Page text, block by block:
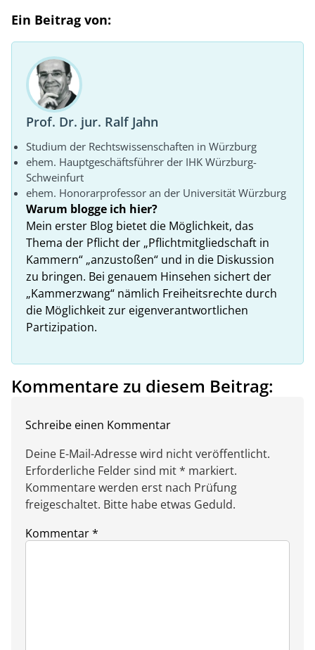
Ein Beitrag von:
Prof. Dr. jur. Ralf Jahn
Studium der Rechtswissenschaften in Würzburg
ehem. Hauptgeschäftsführer der IHK Würzburg-
Schweinfurt
ehem. Honorarprofessor an der Universität Würzburg
Warum blogge ich hier?
Mein erster Blog bietet die Möglichkeit, das
Thema der Pflicht der „Pflichtmitgliedschaft in
Kammern“ „anzustoßen“ und in die Diskussion
zu bringen. Bei genauem Hinsehen sichert der
„Kammerzwang“ nämlich Freiheitsrechte durch
die Möglichkeit zur eigenverantwortlichen
Partizipation.
Kommentare zu diesem Beitrag:
Schreibe einen Kommentar
Deine E-Mail-Adresse wird nicht veröffentlicht.
Erforderliche Felder sind mit * markiert.
Kommentare werden erst nach Prüfung
freigeschaltet. Bitte habe etwas Geduld.
Kommentar*